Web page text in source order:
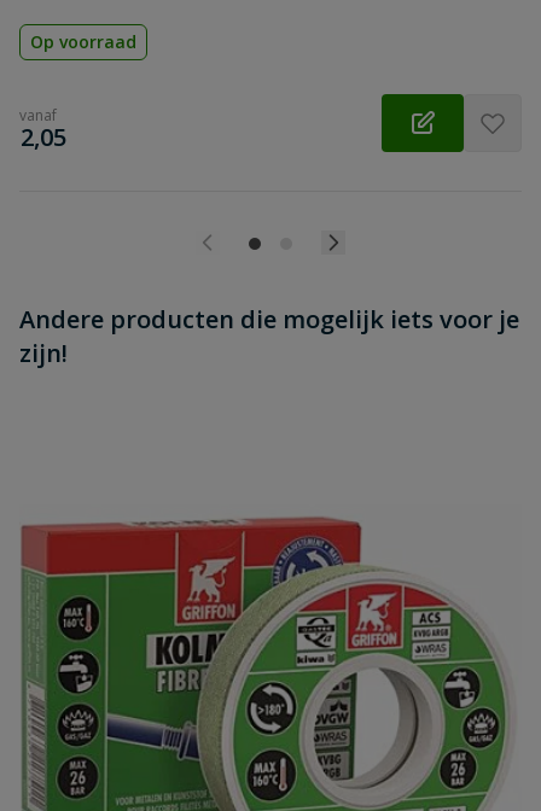
Op voorraad
vanaf
€
2,05
Andere producten die mogelijk iets voor je
zijn!